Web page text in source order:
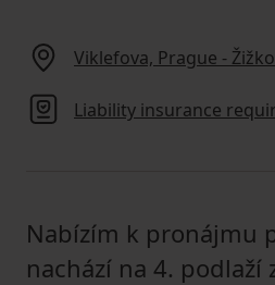
Viklefova, Prague -
Liability insurance
Nabízím k pronájmu
nachází na 4. podlaží